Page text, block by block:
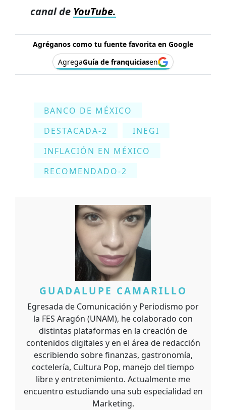
canal de YouTube.
Agréganos como tu fuente favorita en Google
AgregaGuía de franquiciasen
BANCO DE MÉXICO
DESTACADA-2
INEGI
INFLACIÓN EN MÉXICO
RECOMENDADO-2
GUADALUPE CAMARILLO
Egresada de Comunicación y Periodismo por
la FES Aragón (UNAM), he colaborado con
distintas plataformas en la creación de
contenidos digitales y en el área de redacción
escribiendo sobre finanzas, gastronomía,
coctelería, Cultura Pop, manejo del tiempo
libre y entretenimiento. Actualmente me
encuentro estudiando una sub especialidad en
Marketing.